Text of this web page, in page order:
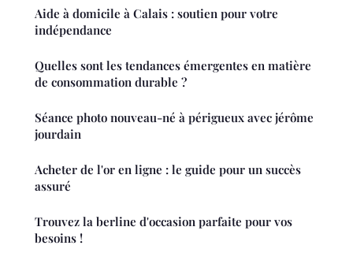
Aide à domicile à Calais : soutien pour votre
indépendance
Quelles sont les tendances émergentes en matière
de consommation durable ?
Séance photo nouveau-né à périgueux avec jérôme
jourdain
Acheter de l'or en ligne : le guide pour un succès
assuré
Trouvez la berline d'occasion parfaite pour vos
besoins !